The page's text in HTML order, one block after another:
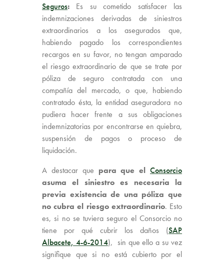
Seguros: Es su cometido satisfacer las
indemnizaciones derivadas de siniestros
extraordinarios a los asegurados que,
habiendo pagado los correspondientes
recargos en su favor, no tengan amparado
el riesgo extraordinario de que se trate por
póliza de seguro contratada con una
compañía del mercado, o que, habiendo
contratado ésta, la entidad aseguradora no
pudiera hacer frente a sus obligaciones
indemnizatorias por encontrarse en quiebra,
suspensión de pagos o proceso de
liquidación.
A destacar que para que el Consorcio
asuma el siniestro es necesaria la
previa existencia de una póliza que
no cubra el riesgo extraordinario. Esto
es, si no se tuviera seguro el Consorcio no
tiene por qué cubrir los daños (SAP
Albacete, 4-6-2014), sin que ello a su vez
signifique que si no está cubierto por el